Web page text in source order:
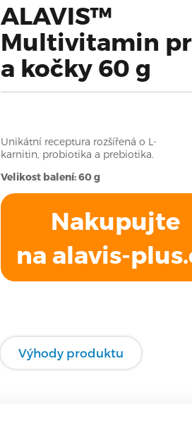
ALAVIS™
Multivitamin
a kočky 60 g
Unikátní receptura rozšířená o L-
karnitin, probiotika a prebiotika.
Velikost balení: 60 g
Nakupujte
na alavis-
Výhody produktu